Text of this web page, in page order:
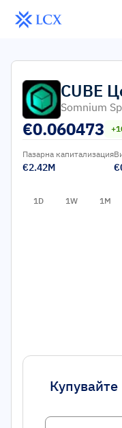
CUBE
Somnium
€0.060473
Пазарна капитализация
€2.42M
1D 1W 1M